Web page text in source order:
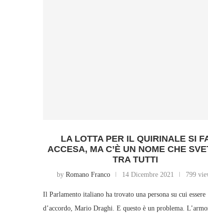
LA LOTTA PER IL QUIRINALE SI
ACCESA, MA C’È UN NOME CHE
TRA TUTTI
byRomano Franco 14 Dicembre 2021 799
Il Parlamento italiano ha trovato una persona su cui essere
d’accordo, Mario Draghi. E questo è un problema.